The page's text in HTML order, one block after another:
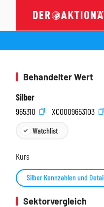
Behandelter Wert
Silber
965310
XC0009653103
Watchlist
Kurs
Silber Kennzahlen und
Sektorvergleich